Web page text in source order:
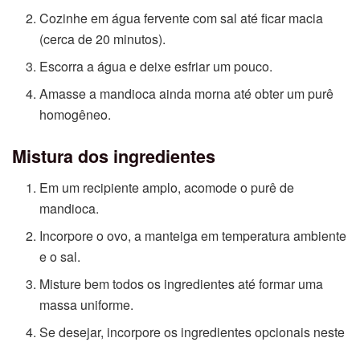
Cozinhe em água fervente com sal até ficar macia
(cerca de 20 minutos).
Escorra a água e deixe esfriar um pouco.
Amasse a mandioca ainda morna até obter um purê
homogêneo.
Mistura dos ingredientes
Em um recipiente amplo, acomode o purê de
mandioca.
Incorpore o ovo, a manteiga em temperatura ambiente
e o sal.
Misture bem todos os ingredientes até formar uma
massa uniforme.
Se desejar, incorpore os ingredientes opcionais neste